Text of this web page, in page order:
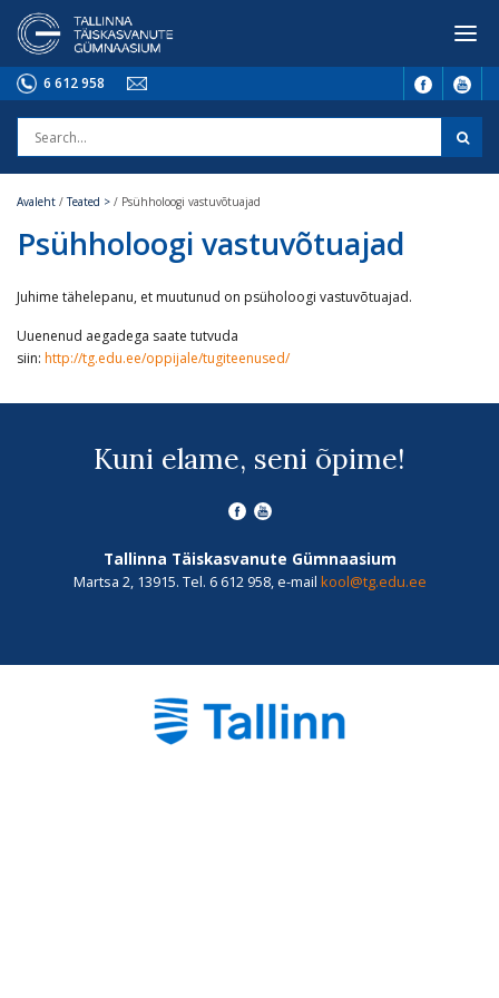
6 612 958
Avaleht /Teated > / Psühholoogi vastuvõtuajad
Psühholoogi vastuvõtuajad
Juhime tähelepanu, et muutunud on psüholoogi vastuvõtuajad.
Uuenenud aegadega saate tutvuda
siin: http://tg.edu.ee/oppijale/tugiteenused/
Kuni elame, seni õpime!
Tallinna Täiskasvanute Gümnaasium
Martsa 2, 13915. Tel. 6 612 958, e-mail kool@tg.edu.ee